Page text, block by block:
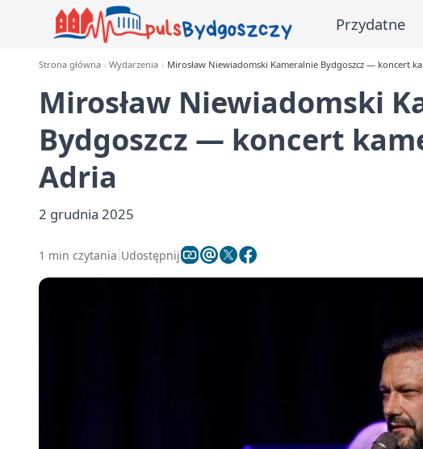
Przydatne
Strona główna Wydarzenia Mirosław Niewiadomski Kameralnie Bydgoszcz — koncert
Mirosław Niewiadomski
Bydgoszcz — koncert
Adria
2 grudnia 2025
1 min czytania Udostępnij